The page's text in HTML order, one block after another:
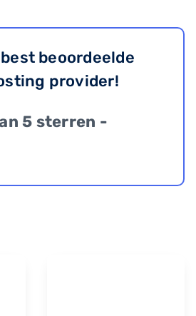
best beoordeelde
provider!
5 sterren -